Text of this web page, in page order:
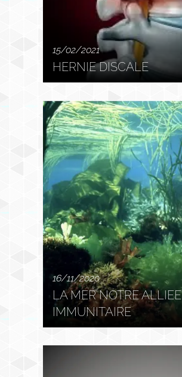
15/02/2021
HERNIE DISCALE
16/11/2020
LA MER NOTRE ALLIEE
IMMUNITAIRE